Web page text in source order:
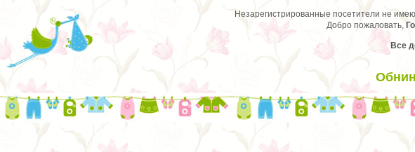
Незарегистрированные посетители не
Добро пожаловать,
Все